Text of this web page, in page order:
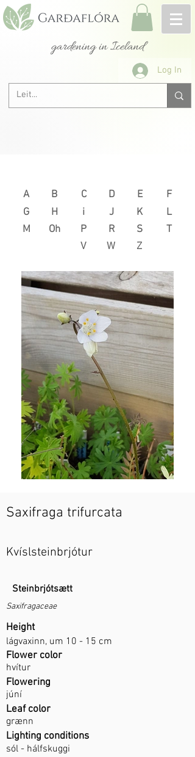
gardening in Iceland
Log In
A
G
M
B
H
Oh
C D
E
i
J
K
P
R
S
V
W Z
F
L
T
Saxifraga trifurcata
Kvíslsteinbrjótur
Steinbrjótsætt
Saxifragaceae
Height
lágvaxinn, um 10 - 15 cm
Flower color
hvítur
Flowering
júní
Leaf color
grænn
Lighting conditions
sól - hálfskuggi